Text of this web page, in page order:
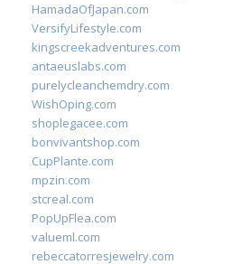
HamadaOfJapan.com
VersifyLifestyle.com
kingscreekadventures.com
antaeuslabs.com
purelycleanchemdry.com
WishOping.com
shoplegacee.com
bonvivantshop.com
CupPlante.com
mpzin.com
stcreal.com
PopUpFlea.com
valueml.com
rebeccatorresjewelry.com